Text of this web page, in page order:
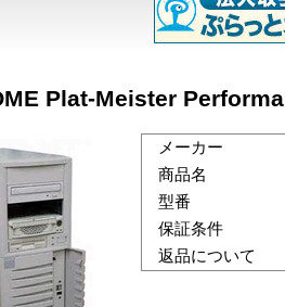
Plat-Meister
メーカー
商品名
型番
保証条件
返品について